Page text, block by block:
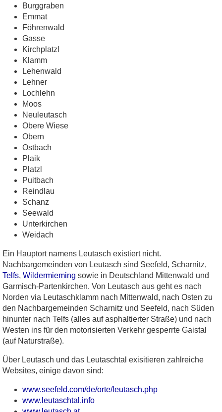
Burggraben
Emmat
Föhrenwald
Gasse
Kirchplatzl
Klamm
Lehenwald
Lehner
Lochlehn
Moos
Neuleutasch
Obere Wiese
Obern
Ostbach
Plaik
Platzl
Puitbach
Reindlau
Schanz
Seewald
Unterkirchen
Weidach
Ein Hauptort namens Leutasch existiert nicht.
Nachbargemeinden von Leutasch sind Seefeld, Scharnitz,
Telfs, Wildermieming sowie in Deutschland Mittenwald und
Garmisch-Partenkirchen. Von Leutasch aus geht es nach
Norden via Leutaschklamm nach Mittenwald, nach Osten zu
den Nachbargemeinden Scharnitz und Seefeld, nach Süden
hinunter nach Telfs (alles auf asphaltierter Straße) und nach
Westen ins für den motorisierten Verkehr gesperrte Gaistal
(auf Naturstraße).
Über Leutasch und das Leutaschtal exisitieren zahlreiche
Websites, einige davon sind:
www.seefeld.com/de/orte/leutasch.php
www.leutaschtal.info